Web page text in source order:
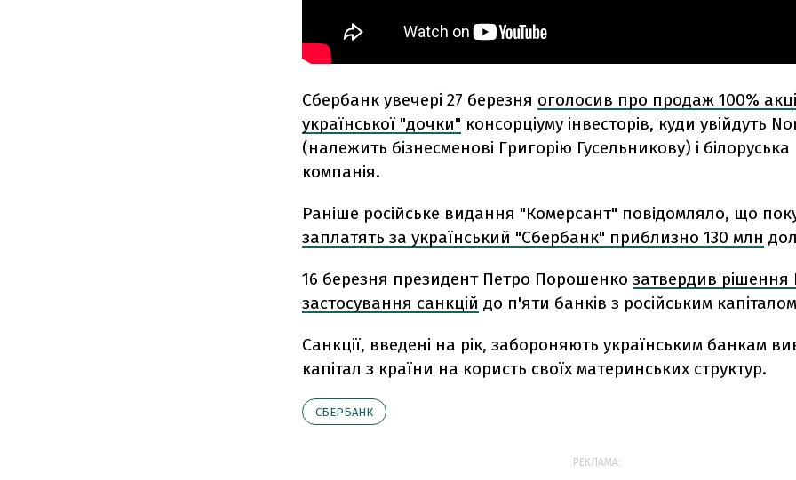
Сбербанк увечері 27 березня оголосив про продаж 100%
української "дочки" консорціуму інвесторів, куди увійдуть
(належить бізнесменові Григорію Гусельникову) і
компанія.
Раніше російське видання "Комерсант" повідомляло, що
заплатять за український "Сбербанк" приблизно 130 млн
16 березня президент Петро Порошенко затвердив
застосування санкцій до п'яти банків з російським
Санкції, введені на рік, забороняють українським банкам
капітал з країни на користь своїх материнських структур.
СБЕРБАНК
РЕКЛАМА: